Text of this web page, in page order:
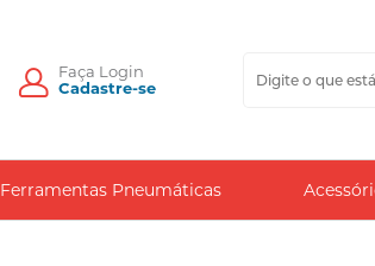
Faça Login
Cadastre-se
Ferramentas Pneumáticas